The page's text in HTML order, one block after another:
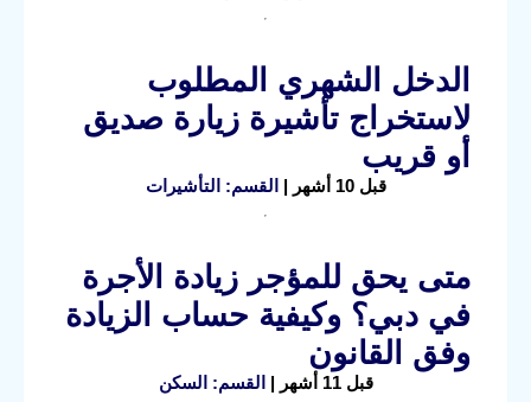
الدخل الشهري المطلوب
لاستخراج تأشيرة زيارة صديق
أو قريب
قبل 10 أشهر | القسم: التأشيرات
متى يحق للمؤجر زيادة الأجرة
في دبي؟ وكيفية حساب الزيادة
وفق القانون
قبل 11 أشهر | القسم: السكن